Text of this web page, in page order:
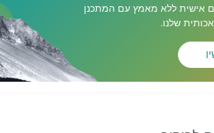
אישית ללא מאמץ עם המתכנן
שלנו.